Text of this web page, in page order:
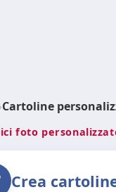
›Cartoline
foto
Crea